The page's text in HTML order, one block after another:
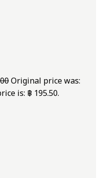
Original price was:
is: ฿ 195.50.